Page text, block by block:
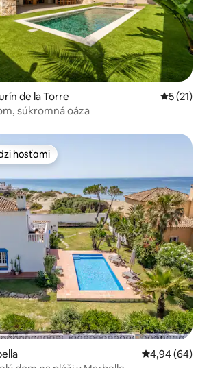
de la Torre
5 (21)
súkromná oáza
hosťami
hosťami
Priemerné
4,94 (64)